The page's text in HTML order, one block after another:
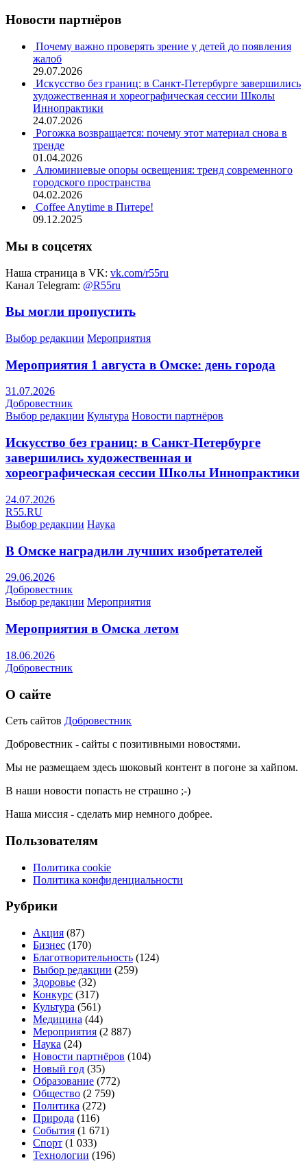
Новости партнёров
Почему важно проверять зрение у детей до появления
жалоб
29.07.2026
Искусство без границ: в Санкт-Петербурге завершились
художественная и хореографическая сессии Школы
Иннопрактики
24.07.2026
Рогожка возвращается: почему этот материал снова в
тренде
01.04.2026
Алюминиевые опоры освещения: тренд современного
городского пространства
04.02.2026
Coffee Anytime в Питере!
09.12.2025
Мы в соцсетях
Наша страница в VK: vk.com/r55ru
Канал Telegram: @R55ru
Вы могли пропустить
Выбор редакции Мероприятия
Мероприятия 1 августа в Омске: день города
31.07.2026
Добровестник
Выбор редакции Культура Новости партнёров
Искусство без границ: в Санкт-Петербурге
завершились художественная и
хореографическая сессии Школы Иннопрактики
24.07.2026
R55.RU
Выбор редакции Наука
В Омске наградили лучших изобретателей
29.06.2026
Добровестник
Выбор редакции Мероприятия
Мероприятия в Омска летом
18.06.2026
Добровестник
О сайте
Сеть сайтов Добровестник
Добровестник - сайты с позитивными новостями.
Мы не размещаем здесь шоковый контент в погоне за хайпом.
В наши новости попасть не страшно ;-)
Наша миссия - сделать мир немного добрее.
Пользователям
Политика cookie
Политика конфиденциальности
Рубрики
Акция (87)
Бизнес (170)
Благотворительность (124)
Выбор редакции (259)
Здоровье (32)
Конкурс (317)
Культура (561)
Медицина (44)
Мероприятия (2 887)
Наука (24)
Новости партнёров (104)
Новый год (35)
Образование (772)
Общество (2 759)
Политика (272)
Природа (116)
События (1 671)
Спорт (1 033)
Технологии (196)